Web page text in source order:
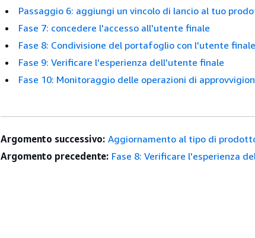
Passaggio 6: aggiungi un vincolo di lancio al tuo
Fase 7: concedere l'accesso all'utente finale
Fase 8: Condivisione del portafoglio con l'utente finale
Fase 9: Verificare l'esperienza dell'utente finale
Fase 10: Monitoraggio delle operazioni di
Argomento successivo: Aggiornamento al tipo di
Argomento precedente: Fase 8: Verificare l'esperienza